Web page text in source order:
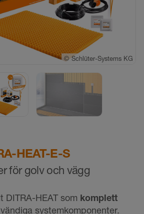
HEAT-E-S
för golv och vägg
DITRA-HEAT som komplett
systemkomponenter.
© Schlüter-Systems KG
© Schlüter-Systems KG